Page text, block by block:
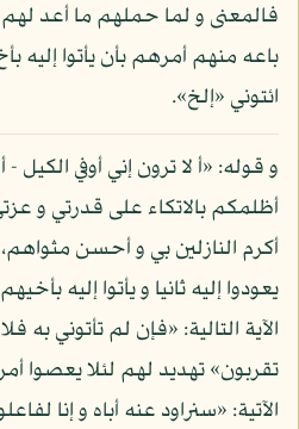
فالمعنى و لما حملهم ما أعد
باعه منهم أمرهم بأن يأتوا إليه
ائتوني «إلخ».
و قوله: «أ لا ترون إني أوفي الكيل
أظلمكم بالاتكاء على قدرتي و
أكرم النازلين بي و أحسن
يعودوا إليه ثانيا و يأتوا إليه
الآية التالية: «فإن لم تأتوني به
تقربون» تهديد لهم لئلا يعصوا
الآتية: «سنراود عنه أباه و إنا